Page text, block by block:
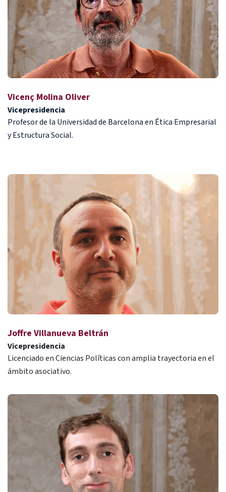
Vicenç Molina Oliver
Vicepresidencia
Profesor de la Universidad de Barcelona en Ética Empresarial
y Estructura Social.
Joffre Villanueva Beltrán
Vicepresidencia
Licenciado en Ciencias Políticas con amplia trayectoria en el
ámbito asociativo.